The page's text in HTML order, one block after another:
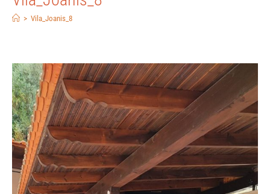
> Vila_Joanis_8